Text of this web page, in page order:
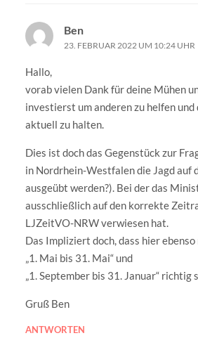
Ben
23. FEBRUAR 2022 UM 10:24 UHR
Hallo,
vorab vielen Dank für deine Mühen
investierst um anderen zu helfen und
aktuell zu halten.
Dies ist doch das Gegenstück zur
in Nordrhein-Westfalen die Jagd auf
ausgeübt werden?). Bei der das
ausschließlich auf den korrekte
LJZeitVO-NRW verwiesen hat.
Das Impliziert doch, dass hier
„1. Mai bis 31. Mai“ und
„1. September bis 31. Januar“ richtig
Gruß Ben
ANTWORTEN